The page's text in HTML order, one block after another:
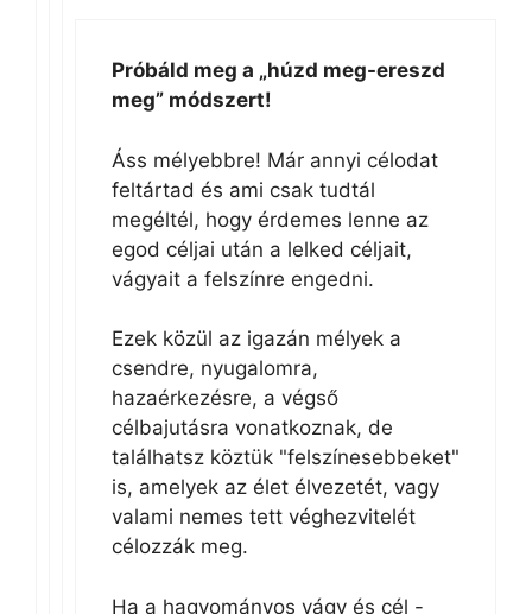
Próbáld meg a „húzd meg-ereszd
meg” módszert!
Áss mélyebbre! Már annyi célodat
feltártad és ami csak tudtál
megéltél, hogy érdemes lenne az
egod céljai után a lelked céljait,
vágyait a felszínre engedni.
Ezek közül az igazán mélyek a
csendre, nyugalomra,
hazaérkezésre, a végső
célbajutásra vonatkoznak, de
találhatsz köztük "felszínesebbeket"
is, amelyek az élet élvezetét, vagy
valami nemes tett véghezvitelét
célozzák meg.
Ha a hagyományos vágy és cél -